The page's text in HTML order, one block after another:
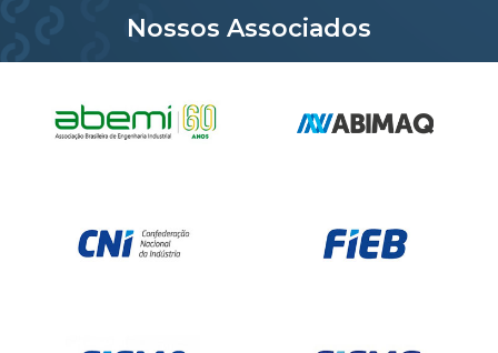
Nossos Associados